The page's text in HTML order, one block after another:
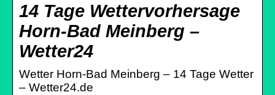
14 Tage Wettervorhersage
Horn-Bad Meinberg –
Wetter24
Wetter Horn-Bad Meinberg – 14 Tage Wetter
– Wetter24.de